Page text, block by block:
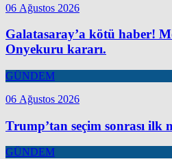
06 Ağustos 2026
Galatasaray’a kötü haber!
Onyekuru kararı.
GÜNDEM
06 Ağustos 2026
Trump’tan seçim sonrası ilk
GÜNDEM